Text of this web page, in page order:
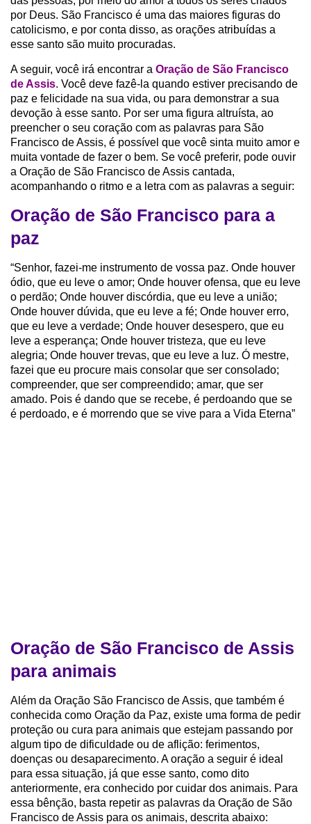
por Deus. São Francisco é uma das maiores figuras do
catolicismo, e por conta disso, as orações atribuídas a
esse santo são muito procuradas.
A seguir, você irá encontrar a Oração de São Francisco
de Assis. Você deve fazê-la quando estiver precisando de
paz e felicidade na sua vida, ou para demonstrar a sua
devoção à esse santo. Por ser uma figura altruísta, ao
preencher o seu coração com as palavras para São
Francisco de Assis, é possível que você sinta muito amor e
muita vontade de fazer o bem. Se você preferir, pode ouvir
a Oração de São Francisco de Assis cantada,
acompanhando o ritmo e a letra com as palavras a seguir:
Oração de São Francisco para a
paz
“Senhor, fazei-me instrumento de vossa paz. Onde houver
ódio, que eu leve o amor; Onde houver ofensa, que eu leve
o perdão; Onde houver discórdia, que eu leve a união;
Onde houver dúvida, que eu leve a fé; Onde houver erro,
que eu leve a verdade; Onde houver desespero, que eu
leve a esperança; Onde houver tristeza, que eu leve
alegria; Onde houver trevas, que eu leve a luz. Ó mestre,
fazei que eu procure mais consolar que ser consolado;
compreender, que ser compreendido; amar, que ser
amado. Pois é dando que se recebe, é perdoando que se
é perdoado, e é morrendo que se vive para a Vida Eterna”
Oração de São Francisco de Assis
para animais
Além da Oração São Francisco de Assis, que também é
conhecida como Oração da Paz, existe uma forma de pedir
proteção ou cura para animais que estejam passando por
algum tipo de dificuldade ou de aflição: ferimentos,
doenças ou desaparecimento. A oração a seguir é ideal
para essa situação, já que esse santo, como dito
anteriormente, era conhecido por cuidar dos animais. Para
essa bênção, basta repetir as palavras da Oração de São
Francisco de Assis para os animais, descrita abaixo: